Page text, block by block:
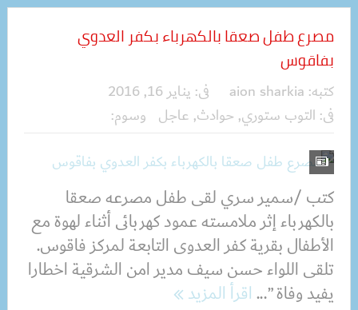
مصرع طفل صعقا بالكهرباء بكفر العدوي
بفاقوس
كتبه: aion sharkia فى: يناير 16, 2016
فى: التوب ستوري, حوادث, عاجل وسوم:
كتب /سمير سري لقى طفل مصرعه صعقا
بالكهرباء إثر ملامسته عمود كهربائى أثناء لهوة مع
الأطفال بقرية كفر العدوى التابعة لمركز فاقوس.
تلقى اللواء حسن سيف مدير امن الشرقية اخطارا
يفيد وفاة ”...اقرأ المزيد